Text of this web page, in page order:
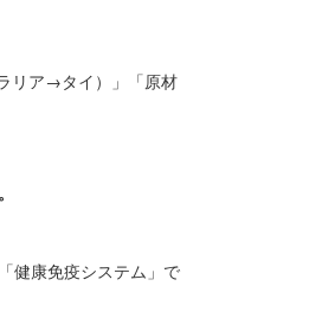
リア→タイ）」「原材
健康免疫システム」で